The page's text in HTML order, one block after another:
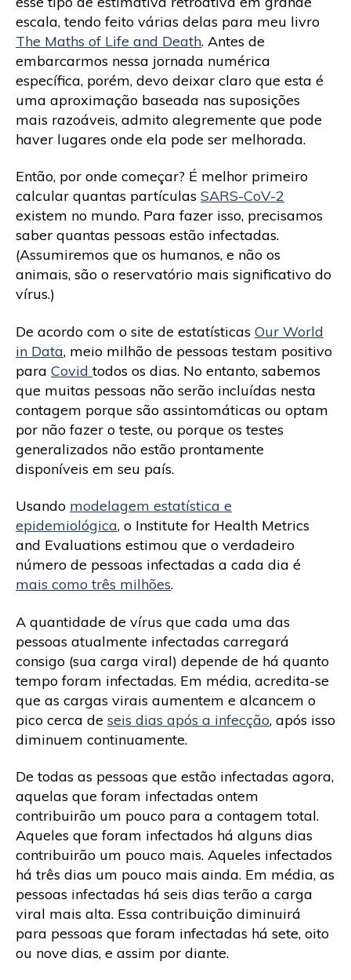
escala, tendo feito várias delas para meu livro
The Maths of Life and Death. Antes de
embarcarmos nessa jornada numérica
específica, porém, devo deixar claro que esta é
uma aproximação baseada nas suposições
mais razoáveis, admito alegremente que pode
haver lugares onde ela pode ser melhorada.
Então, por onde começar? É melhor primeiro
calcular quantas partículas SARS-CoV-2
existem no mundo. Para fazer isso, precisamos
saber quantas pessoas estão infectadas.
(Assumiremos que os humanos, e não os
animais, são o reservatório mais significativo do
vírus.)
De acordo com o site de estatísticas Our World
in Data, meio milhão de pessoas testam positivo
para Covidtodos os dias. No entanto, sabemos
que muitas pessoas não serão incluídas nesta
contagem porque são assintomáticas ou optam
por não fazer o teste, ou porque os testes
generalizados não estão prontamente
disponíveis em seu país.
Usando modelagem estatística e
epidemiológica, o Institute for Health Metrics
and Evaluations estimou que o verdadeiro
número de pessoas infectadas a cada dia é
mais como três milhões.
A quantidade de vírus que cada uma das
pessoas atualmente infectadas carregará
consigo (sua carga viral) depende de há quanto
tempo foram infectadas. Em média, acredita-se
que as cargas virais aumentem e alcancem o
pico cerca de seis dias após a infecção, após isso
diminuem continuamente.
De todas as pessoas que estão infectadas agora,
aquelas que foram infectadas ontem
contribuirão um pouco para a contagem total.
Aqueles que foram infectados há alguns dias
contribuirão um pouco mais. Aqueles infectados
há três dias um pouco mais ainda. Em média, as
pessoas infectadas há seis dias terão a carga
viral mais alta. Essa contribuição diminuirá
para pessoas que foram infectadas há sete, oito
ou nove dias, e assim por diante.